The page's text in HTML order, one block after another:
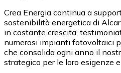
Crea Energia continua a
sostenibilità energetica di
in costante crescita,
numerosi impianti fotovoltaici
che consolida ogni anno il
strategico per le loro esigenze